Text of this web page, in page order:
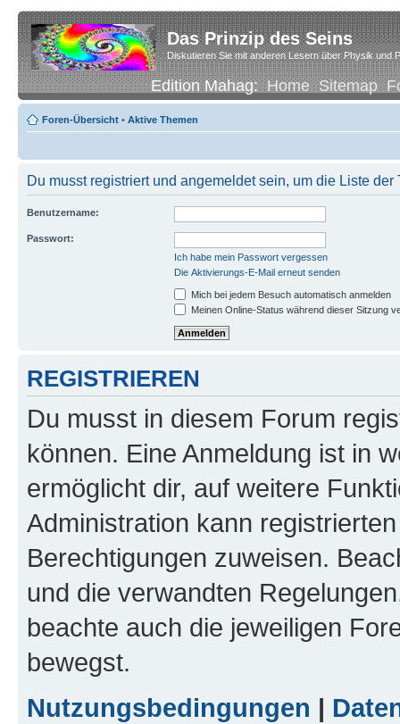
Das Prinzip des Seins
Diskutieren Sie mit anderen Lesern über Physik und
Edition Mahag:Home Sitemap
Foren-Übersicht • Aktive Themen
Du musst registriert und angemeldet sein, um die Liste
Benutzername:
Passwort:
Ich habe mein Passwort vergessen
Die Aktivierungs-E-Mail erneut senden
Mich bei jedem Besuch automatisch anmelden
Meinen Online-Status während dieser Sitzung
REGISTRIEREN
Du musst in diesem Forum
können. Eine Anmeldung ist in
ermöglicht dir, auf weitere
Administration kann
Berechtigungen zuweisen.
und die verwandten
beachte auch die jeweiligen
bewegst.
Nutzungsbedingungen |